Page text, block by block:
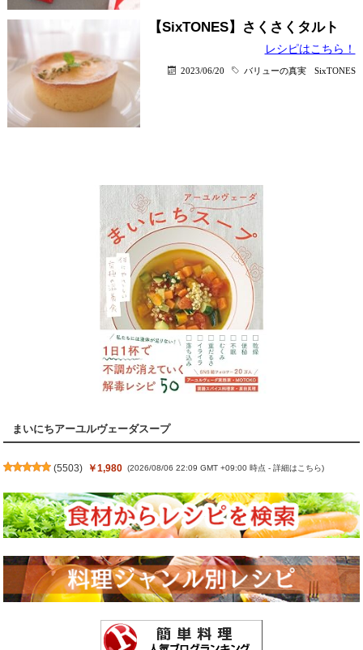
【SixTONES】さくさくタルト
レシピはこちら！
2023/06/20 バリューの真実 SixTONES
まいにちアーユルヴェーダスープ
(5503) ￥1,980 (2026/08/06 22:09 GMT +09:00 時点 -詳細はこちら)